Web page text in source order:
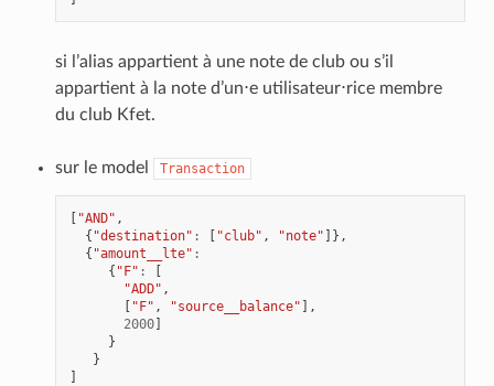
si l’alias appartient à une note de club ou s’il
appartient à la note d’un⋅e utilisateur⋅rice membre
du club Kfet.
sur le model Transaction
[ "AND" ,
{ "destination" : [ "club" , "note" ]},
{ "amount__lte" :
{ "F" :
[
"ADD" ,
[ "F" , "source__balance" ],
2000]
}
}
]